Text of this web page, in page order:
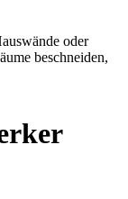
oder
beschneiden,